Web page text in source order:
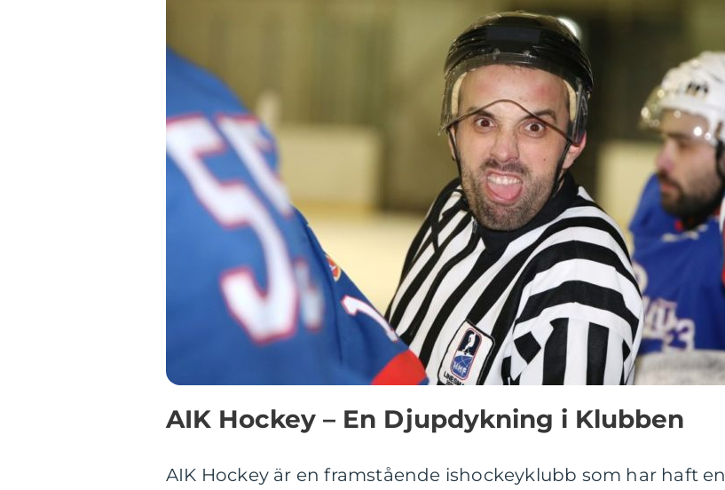
AIK Hockey – En Djupdykning i Klubben
AIK Hockey är en framstående ishockeyklubb som har haft en